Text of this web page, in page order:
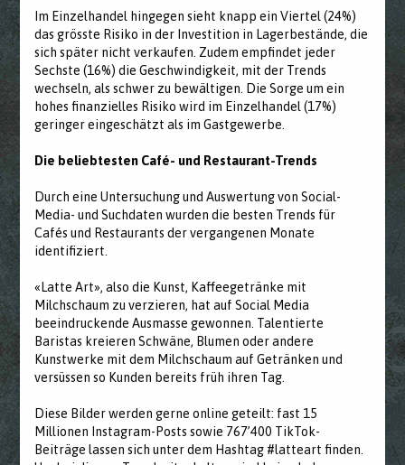
Im Einzelhandel hingegen sieht knapp ein Viertel (24%)
das grösste Risiko in der Investition in Lagerbestände, die
sich später nicht verkaufen. Zudem empfindet jeder
Sechste (16%) die Geschwindigkeit, mit der Trends
wechseln, als schwer zu bewältigen. Die Sorge um ein
hohes finanzielles Risiko wird im Einzelhandel (17%)
geringer eingeschätzt als im Gastgewerbe.
Die beliebtesten Café- und Restaurant-Trends
Durch eine Untersuchung und Auswertung von Social-
Media- und Suchdaten wurden die besten Trends für
Cafés und Restaurants der vergangenen Monate
identifiziert.
«Latte Art», also die Kunst, Kaffeegetränke mit
Milchschaum zu verzieren, hat auf Social Media
beeindruckende Ausmasse gewonnen. Talentierte
Baristas kreieren Schwäne, Blumen oder andere
Kunstwerke mit dem Milchschaum auf Getränken und
versüssen so Kunden bereits früh ihren Tag.
Diese Bilder werden gerne online geteilt: fast 15
Millionen Instagram-Posts sowie 767’400 TikTok-
Beiträge lassen sich unter dem Hashtag #latteart finden.